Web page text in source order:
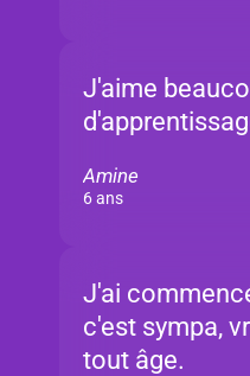
J'aime
Amine
6 ans
J'ai
c'est sympa,
tout âge.